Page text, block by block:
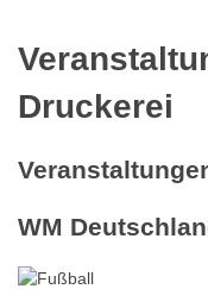
Druckerei
WM